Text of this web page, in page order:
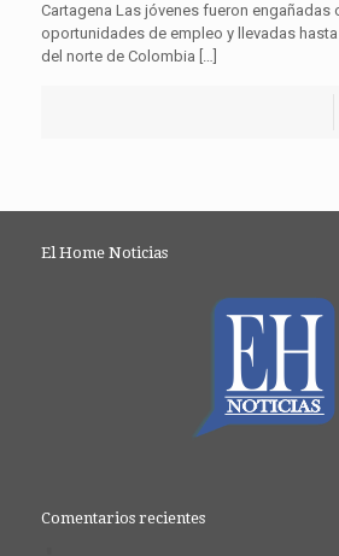
Cartagena Las jóvenes fueron engañadas
oportunidades de empleo y llevadas
del norte de Colombia […]
El Home Noticias
Comentarios recientes